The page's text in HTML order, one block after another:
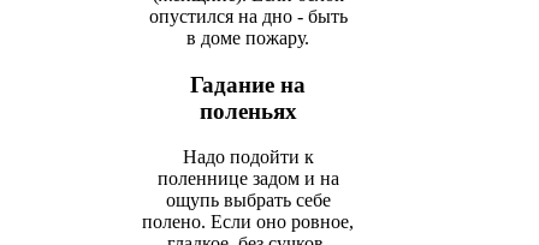
опустился на дно - быть
в доме пожару.
Гадание на
поленьях
Надо подойти к
поленнице задом и на
ощупь выбрать себе
полено. Если оно ровное,